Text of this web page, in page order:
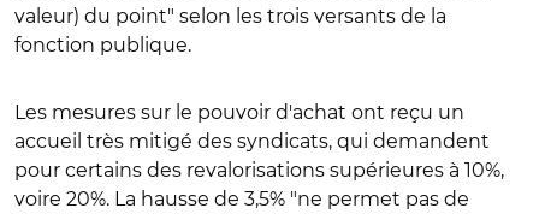
valeur) du point" selon les trois versants de la
fonction publique.
Les mesures sur le pouvoir d'achat ont reçu un
accueil très mitigé des syndicats, qui demandent
pour certains des revalorisations supérieures à 10%,
voire 20%. La hausse de 3,5% "ne permet pas de